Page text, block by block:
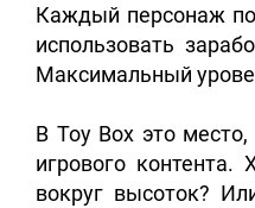
Каждый персонаж
использовать
Максимальный
В Toy Box это
игрового
вокруг высоток?